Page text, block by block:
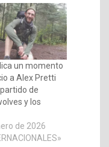
un momento
a Alex Pretti
de
y los
de 2026